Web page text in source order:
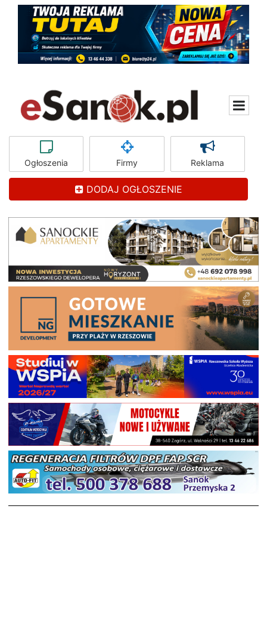
Ogłoszenia Firmy Reklama
DODAJ OGŁOSZENIE